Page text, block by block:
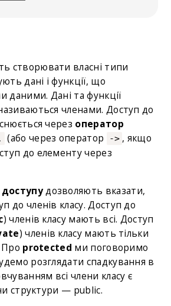
створювати власні типи
дані і функції, що
Дані та функції
членами. Доступ до
через оператор
(або через оператор -> , якщо
до елементу через
дозволяють вказати,
до членів класу. Доступ до
) членів класу мають всі. Доступ
) членів класу мають тільки
Про protected ми поговоримо
розглядати спадкування в
всі члени класу є
структури — public.